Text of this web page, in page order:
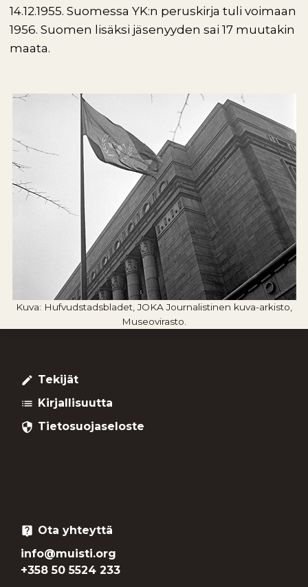
14.12.1955. Suomessa YK:n peruskirja tuli voimaan
1956. Suomen lisäksi jäsenyyden sai 17 muutakin
maata.
Kuva: Hufvudstadsbladet, JOKA Journalistinen kuva-arkisto,
Museovirasto.
create Tekijät
list Kirjallisuutta
security Tietosuojaseloste
live_help Ota yhteyttä
info@muisti.org
+358 50 5524 233